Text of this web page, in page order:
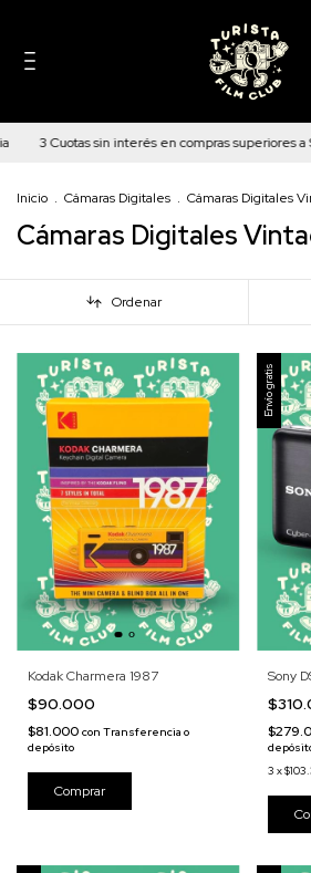
sin interés en compras superiores a $200.000
Inicio . Cámaras Digitales . Cámaras Digitales
Cámaras Digitales
Ordenar
Kodak Charmera 1987
$90.000
$81.000 con Transferencia o
depósito
Envío gratis
Sony
3 x